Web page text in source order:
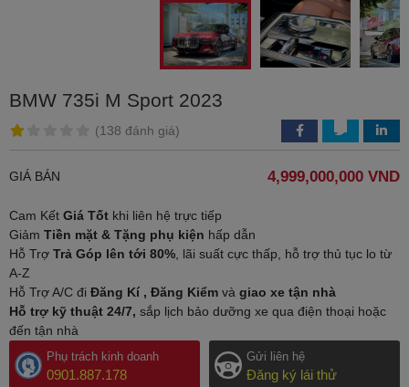
BMW 735i M Sport 2023
(138 đánh giá)
GIÁ BÁN 4,999,000,000 VND
Cam Kết Giá Tốt khi liên hệ trực tiếp
Giảm Tiền mặt & Tặng phụ kiện hấp dẫn
Hỗ Trợ Trả Góp lên tới 80% , lãi suất cực thấp, hỗ trợ thủ tục lo từ
A-Z
Hỗ Trợ A/C đi Đăng Kí , Đăng Kiểm và giao xe tận nhà
Hỗ trợ kỹ thuật 24/7, sắp lịch bảo dưỡng xe qua điện thoại hoặc
đến tận nhà
Phụ trách kinh doanh
0901.887.178
Gửi liên hệ
Đăng ký lái thử